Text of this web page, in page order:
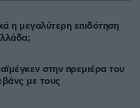
η μεγαλύτερη επιδότηση
στην πρεμιέρα του
με τους